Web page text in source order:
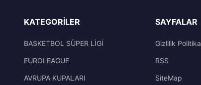
KATEGORILER
BASKETBOL SÜPER LİGİ
EUROLEAGUE
AVRUPA KUPALARI
SAYFALAR
Gizlilik
RSS
SiteMap